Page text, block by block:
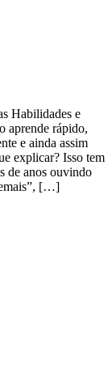
Habilidades e
aprende rápido,
e ainda assim
explicar? Isso tem
de anos ouvindo
[…]